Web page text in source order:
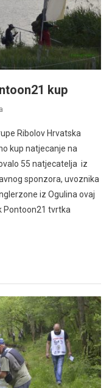
kup
Ribolov Hrvatska
kup natjecanje na
55 natjecatelja iz
sponzora, uvoznika
iz Ogulina ovaj
Pontoon21 tvrtka